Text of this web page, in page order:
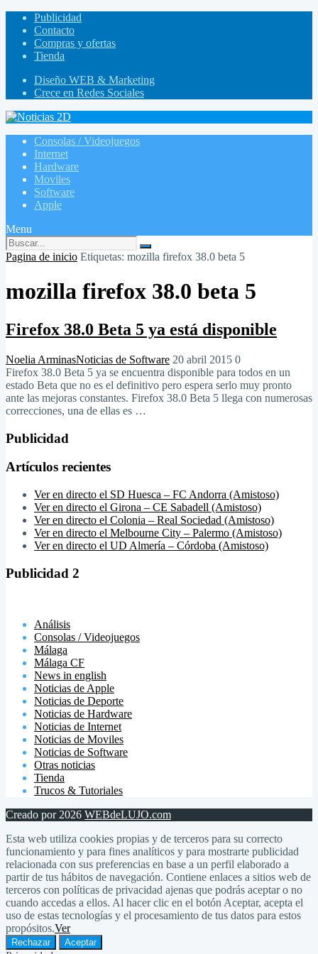
Publicidad
Contacto
Compras y ofertas
Tienda
Diseño WEB & Marketing
Crece en Redes Sociales
Consolas / Videojuegos
Internet
Hardware
Moviles
Software
Apple
Menu
Pagina de inicio Etiquetas: mozilla firefox 38.0 beta 5
mozilla firefox 38.0 beta 5
Firefox 38.0 Beta 5 ya está disponible
Noelia ArminasNoticias de Software 20 abril 2015 0
Firefox 38.0 Beta 5 ya se encuentra disponible para todos en un
estado Beta que no es el definitivo pero espera serlo muy pronto
ante las mejoras constantes. Firefox 38.0 Beta 5 llega con numerosas
correcciones, una de ellas es …
Publicidad
Artículos recientes
Ver en directo el SD Huesca – FC Andorra (Amistoso)
Ver en directo el Girona – CE Sabadell (Amistoso)
Ver en directo el Colonia – Real Sociedad (Amistoso)
Ver en directo el Melbourne City – Palermo (Amistoso)
Ver en directo el UD Almería – Córdoba (Amistoso)
Publicidad 2
Análisis
Consolas / Videojuegos
Málaga
Málaga CF
News in english
Noticias de Apple
Noticias de Deporte
Noticias de Hardware
Noticias de Internet
Noticias de Moviles
Noticias de Software
Otras noticias
Tienda
Trucos & Tutoriales
Creado por 2026 WEBdeLUJO.com
Esta web utiliza cookies propias y de terceros para su correcto
funcionamiento y para fines analíticos y para mostrarte publicidad
relacionada con sus preferencias en base a un perfil elaborado a
partir de tus hábitos de navegación. Contiene enlaces a sitios web de
terceros con políticas de privacidad ajenas que podrás aceptar o no
cuando accedas a ellos. Al hacer clic en el botón Aceptar, acepta el
uso de estas tecnologías y el procesamiento de tus datos para estos
propósitos.Ver
Rechazar Aceptar